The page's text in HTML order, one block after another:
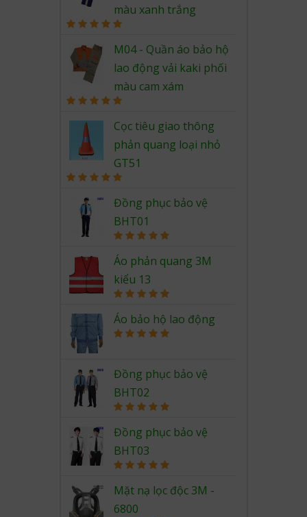
màu xanh trắng
out of 5
M04 - Quần áo bảo hộ
lao động vải kaki phối
màu cam xám
out of 5
Cọc tiêu giao thông
phản quang loại nhỏ
GT51
out of 5
Đồng phục bảo vệ
BHT01
out of 5
Áo phản quang 3M
kiểu 13
out of 5
Áo bảo hộ lao động
Đồng phục bảo vệ
BHT02
out of 5
Đồng phục bảo vệ
BHT03
out of 5
Mặt nạ lọc độc 3M -
6800